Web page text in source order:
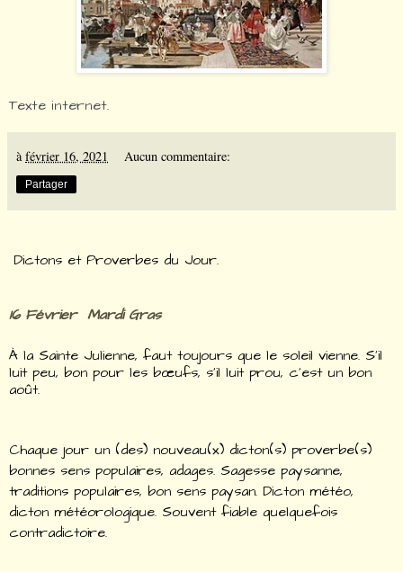
Texte internet.
àfévrier 16, 2021 Aucun commentaire:
Partager
Dictons et Proverbes du Jour.
16 Février Mardi Gras
À la Sainte Julienne, faut toujours que le soleil vienne. S’il
luit peu, bon pour les bœufs, s’il luit prou, c’est un bon
août.
Chaque jour un (des) nouveau(x) dicton(s) proverbe(s)
bonnes sens populaires, adages. Sagesse paysanne,
traditions populaires, bon sens paysan. Dicton météo,
dicton météorologique. Souvent fiable quelquefois
contradictoire.